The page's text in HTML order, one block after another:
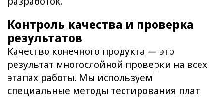
Контроль качества и проверка
результатов
Качество конечного продукта — это
результат многослойной проверки на всех
этапах работы. Мы используем
специальные методы тестирования плат